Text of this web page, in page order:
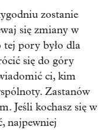
zostanie
się zmiany w
tej pory było dla
się do góry
ci, kim
Zastanów
Jeśli kochasz się w
najpewniej